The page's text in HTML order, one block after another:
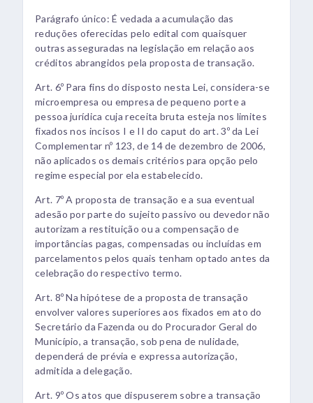
Parágrafo único: É vedada a acumulação das
reduções oferecidas pelo edital com quaisquer
outras asseguradas na legislação em relação aos
créditos abrangidos pela proposta de transação.
Art. 6º Para fins do disposto nesta Lei, considera-se
microempresa ou empresa de pequeno porte a
pessoa jurídica cuja receita bruta esteja nos limites
fixados nos incisos I e II do caput do art. 3º da Lei
Complementar nº 123, de 14 de dezembro de 2006,
não aplicados os demais critérios para opção pelo
regime especial por ela estabelecido.
Art. 7º A proposta de transação e a sua eventual
adesão por parte do sujeito passivo ou devedor não
autorizam a restituição ou a compensação de
importâncias pagas, compensadas ou incluídas em
parcelamentos pelos quais tenham optado antes da
celebração do respectivo termo.
Art. 8º Na hipótese de a proposta de transação
envolver valores superiores aos fixados em ato do
Secretário da Fazenda ou do Procurador Geral do
Município, a transação, sob pena de nulidade,
dependerá de prévia e expressa autorização,
admitida a delegação.
Art. 9º Os atos que dispuserem sobre a transação